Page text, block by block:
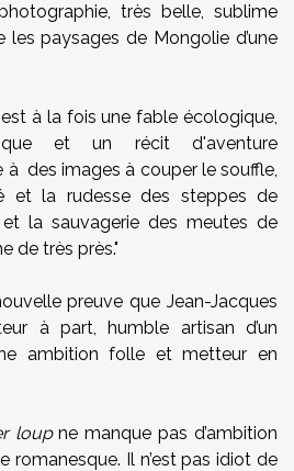
très belle, sublime
paysages de Mongolie d’une
à la fois une fable écologique,
et un récit d'aventure
à des images à couper le souffle,
et la rudesse des steppes de
la sauvagerie des meutes de
de très près."
preuve que Jean-Jacques
à part, humble artisan d’un
ambition folle et metteur en
loupne manque pas d’ambition
romanesque. Il n’est pas idiot de